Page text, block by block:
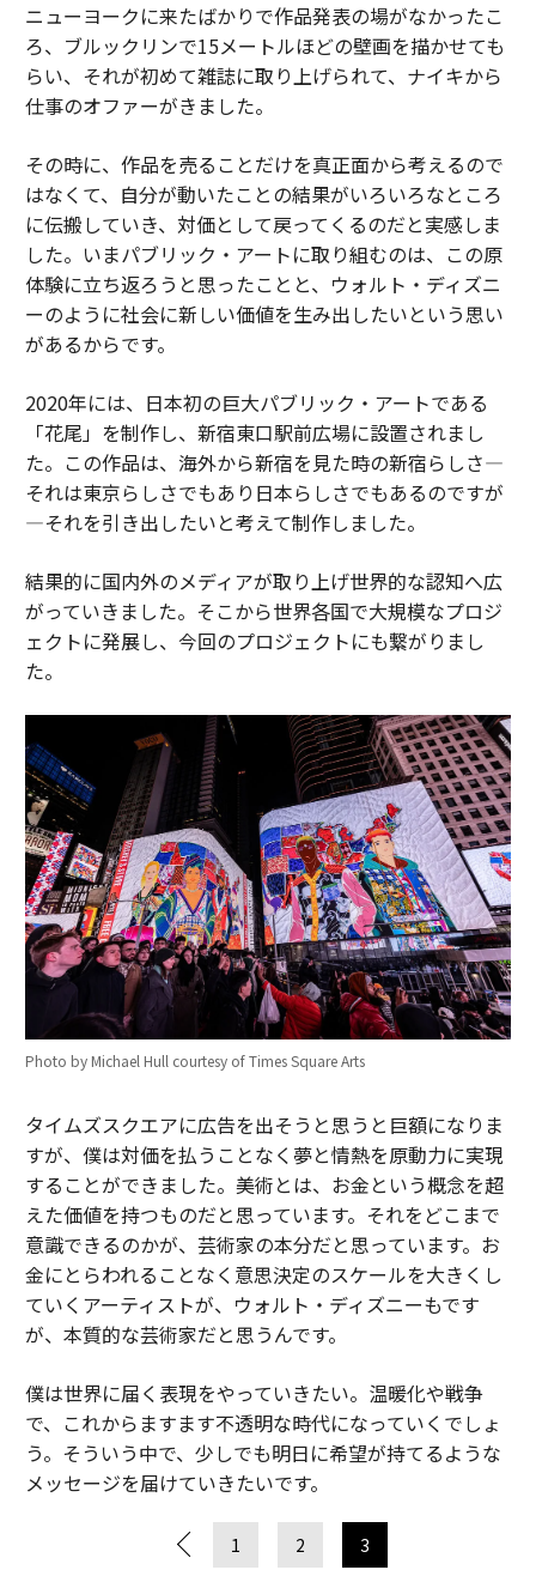
ニューヨークに来たばかりで作品発表の場がなかったこ
ろ、ブルックリンで15メートルほどの壁画を描かせても
らい、それが初めて雑誌に取り上げられて、ナイキから
仕事のオファーがきました。
その時に、作品を売ることだけを真正面から考えるので
はなくて、自分が動いたことの結果がいろいろなところ
に伝搬していき、対価として戻ってくるのだと実感しま
した。いまパブリック・アートに取り組むのは、この原
体験に立ち返ろうと思ったことと、ウォルト・ディズニ
ーのように社会に新しい価値を生み出したいという思い
があるからです。
2020年には、日本初の巨大パブリック・アートである
「花尾」を制作し、新宿東口駅前広場に設置されまし
た。この作品は、海外から新宿を見た時の新宿らしさ―
それは東京らしさでもあり日本らしさでもあるのですが
―それを引き出したいと考えて制作しました。
結果的に国内外のメディアが取り上げ世界的な認知へ広
がっていきました。そこから世界各国で大規模なプロジ
ェクトに発展し、今回のプロジェクトにも繋がりまし
た。
Photo by Michael Hull courtesy of Times Square Arts
タイムズスクエアに広告を出そうと思うと巨額になりま
すが、僕は対価を払うことなく夢と情熱を原動力に実現
することができました。美術とは、お金という概念を超
えた価値を持つものだと思っています。それをどこまで
意識できるのかが、芸術家の本分だと思っています。お
金にとらわれることなく意思決定のスケールを大きくし
ていくアーティストが、ウォルト・ディズニーもです
が、本質的な芸術家だと思うんです。
僕は世界に届く表現をやっていきたい。温暖化や戦争
で、これからますます不透明な時代になっていくでしょ
う。そういう中で、少しでも明日に希望が持てるような
メッセージを届けていきたいです。
1 2 3